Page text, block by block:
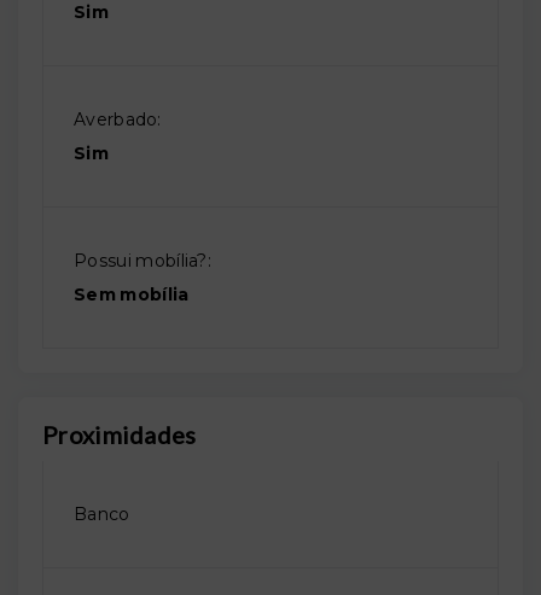
Sim
Averbado:
Sim
Possui mobília?:
Sem mobília
Proximidades
Banco